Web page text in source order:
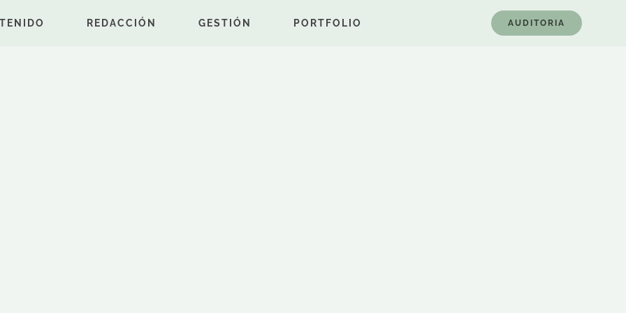
REDACCIÓN GESTIÓN PORTFOLIO AUDITORIA